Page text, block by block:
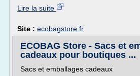
Lire la suite
Site : ecobagstore.fr
ECOBAG Store - Sacs et
cadeaux pour boutiques ...
Sacs et emballages cadeaux